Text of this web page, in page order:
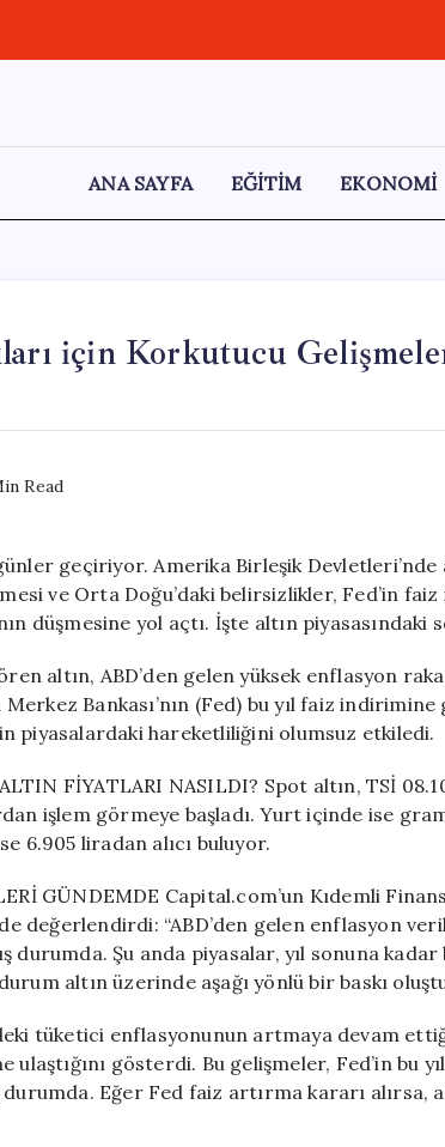
ANA SAYFA EĞİTİM EKONOMİ
için Korkutucu
Read
geçiriyor. Amerika Birleşik
ve Orta Doğu’daki belirsizlikler, Fed’in faiz
düşmesine yol açtı. İşte altın piyasasındaki
altın, ABD’den gelen yüksek enflasyon
Merkez Bankası’nın (Fed) bu yıl faiz
piyasalardaki hareketliliğini olumsuz etkiledi.
FİYATLARI NASILDI? Spot altın, TSİ
işlem görmeye başladı. Yurt içinde ise
6.905 liradan alıcı buluyor.
GÜNDEMDE Capital.com’un Kıdemli
değerlendirdi: “ABD’den gelen enflasyon
durumda. Şu anda piyasalar, yıl sonuna
altın üzerinde aşağı yönlü bir baskı
tüketici enflasyonunun artmaya devam
ulaştığını gösterdi. Bu gelişmeler, Fed’in bu
Eğer Fed faiz artırma kararı alırsa,